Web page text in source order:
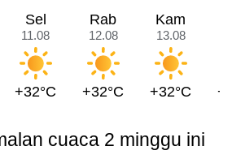
Sel
11.08
+32°C
Rab
12.08
+32°C
Kam
13.08
+32°C
cuaca 2 minggu ini